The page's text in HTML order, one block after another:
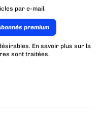
par e-mail.
premium
En savoir plus sur la
sont traitées.